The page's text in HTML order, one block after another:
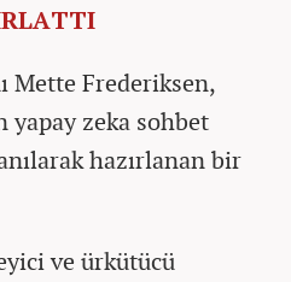
Mette Frederiksen,
yapay zeka sohbet
hazırlanan bir
ve ürkütücü